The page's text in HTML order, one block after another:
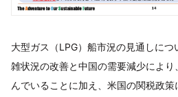
大型ガス（LPG）船市況の見通しに
雑状況の改善と中国の需要減少によ
んでいることに加え、米国の関税政